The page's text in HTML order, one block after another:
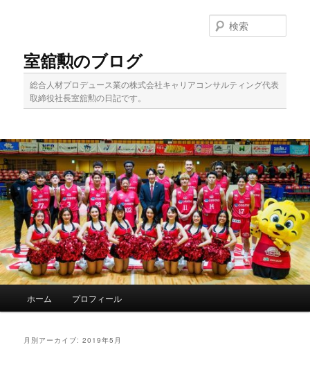
移
動
動
室舘勲のブログ
総合人材プロデュース業の株式会社キャリアコンサルティング代表
取締役社長室舘勲の日記です。
索
ホーム プロフィール
月別アーカイブ:2019年5月